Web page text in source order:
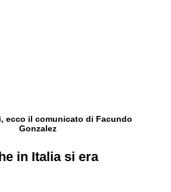
ecco il comunicato di Facundo
Gonzalez
in Italia si era